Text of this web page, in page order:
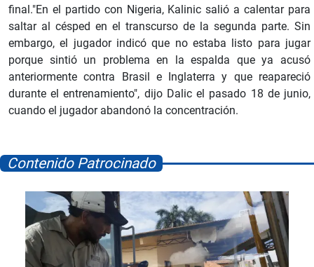
final."En el partido con Nigeria, Kalinic salió a calentar para
saltar al césped en el transcurso de la segunda parte. Sin
embargo, el jugador indicó que no estaba listo para jugar
porque sintió un problema en la espalda que ya acusó
anteriormente contra Brasil e Inglaterra y que reapareció
durante el entrenamiento", dijo Dalic el pasado 18 de junio,
cuando el jugador abandonó la concentración.
Contenido Patrocinado